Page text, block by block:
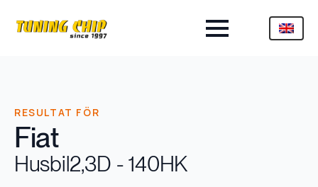
RESULTAT FÖR
Fiat
Husbil2,3D - 140HK